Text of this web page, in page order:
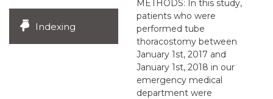
Indexing
METHODS: In this study,
patients who were
performed tube
thoracostomy between
January 1st, 2017 and
January 1st, 2018 in our
emergency medical
department were